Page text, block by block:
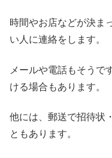
時間やお店などが決ま
い人に連絡をします。
メールや電話もそうで
ける場合もあります。
他には、郵送で招待状
ともあります。